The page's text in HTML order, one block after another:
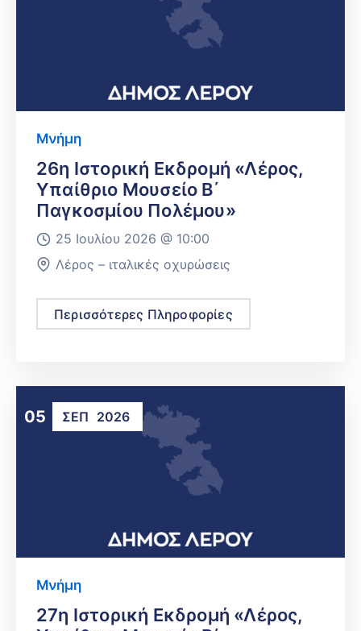
Μνήμη
26η Ιστορική Εκδρομή «Λέρος,
Υπαίθριο Μουσείο Β΄
Παγκοσμίου Πολέμου»
25 Ιουλίου 2026 @ 10:00
Λέρος – ιταλικές οχυρώσεις
Περισσότερες Πληροφορίες
05 ΣΕΠ 2026
Μνήμη
27η Ιστορική Εκδρομή «Λέρος,